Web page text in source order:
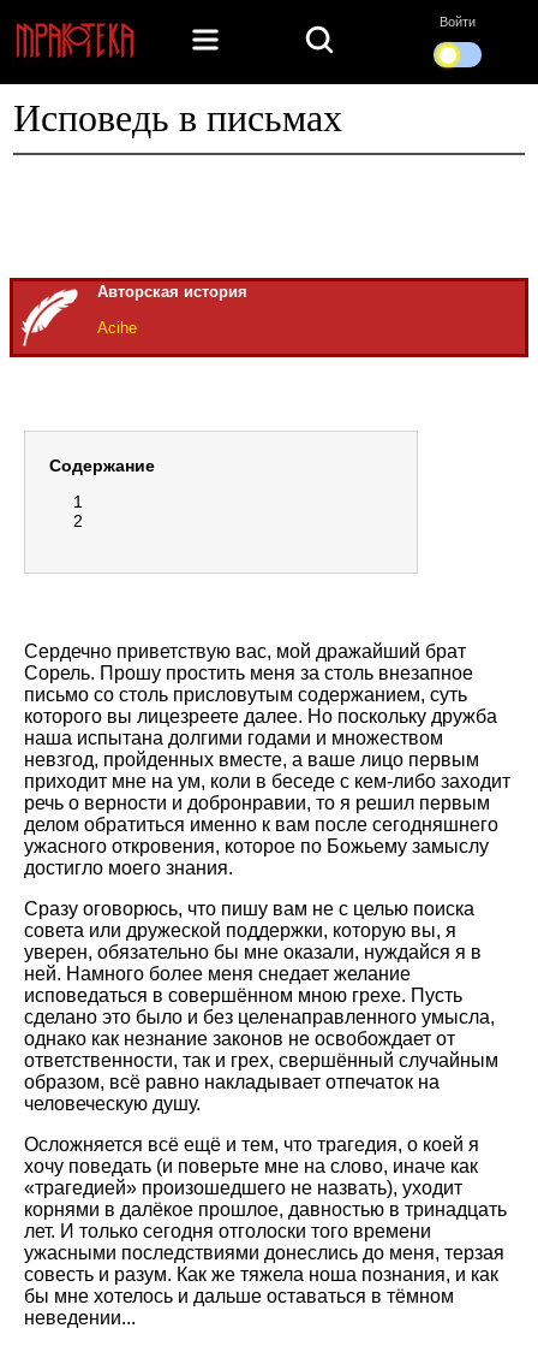
Войти
Исповедь в письмах
Авторская история
Acihe
Содержание
1
2
Сердечно приветствую вас, мой дражайший брат
Сорель. Прошу простить меня за столь внезапное
письмо со столь присловутым содержанием, суть
которого вы лицезреете далее. Но поскольку дружба
наша испытана долгими годами и множеством
невзгод, пройденных вместе, а ваше лицо первым
приходит мне на ум, коли в беседе с кем-либо заходит
речь о верности и добронравии, то я решил первым
делом обратиться именно к вам после сегодняшнего
ужасного откровения, которое по Божьему замыслу
достигло моего знания.
Сразу оговорюсь, что пишу вам не с целью поиска
совета или дружеской поддержки, которую вы, я
уверен, обязательно бы мне оказали, нуждайся я в
ней. Намного более меня снедает желание
исповедаться в совершённом мною грехе. Пусть
сделано это было и без целенаправленного умысла,
однако как незнание законов не освобождает от
ответственности, так и грех, свершённый случайным
образом, всё равно накладывает отпечаток на
человеческую душу.
Осложняется всё ещё и тем, что трагедия, о коей я
хочу поведать (и поверьте мне на слово, иначе как
«трагедией» произошедшего не назвать), уходит
корнями в далёкое прошлое, давностью в тринадцать
лет. И только сегодня отголоски того времени
ужасными последствиями донеслись до меня, терзая
совесть и разум. Как же тяжела ноша познания, и как
бы мне хотелось и дальше оставаться в тёмном
неведении...